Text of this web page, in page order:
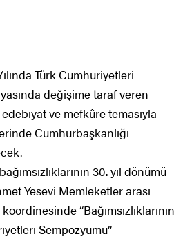
Türk Cumhuriyetleri
değişime taraf veren
ve mefkûre temasıyla
Cumhurbaşkanlığı
30. yıl dönümü
Yesevi Memleketler arası
“Bağımsızlıklarının
Sempozyumu”